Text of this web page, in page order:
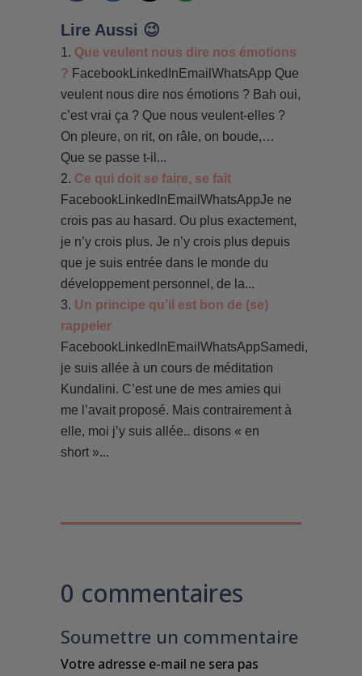
Lire Aussi 😉
Que veulent nous dire nos émotions
? FacebookLinkedInEmailWhatsApp Que
veulent nous dire nos émotions ? Bah oui,
c’est vrai ça ? Que nous veulent-elles ?
On pleure, on rit, on râle, on boude,…
Que se passe t-il...
Ce qui doit se faire, se fait
FacebookLinkedInEmailWhatsAppJe ne
crois pas au hasard. Ou plus exactement,
je n’y crois plus. Je n’y crois plus depuis
que je suis entrée dans le monde du
développement personnel, de la...
Un principe qu’il est bon de (se)
rappeler
FacebookLinkedInEmailWhatsAppSamedi,
je suis allée à un cours de méditation
Kundalini. C’est une de mes amies qui
me l’avait proposé. Mais contrairement à
elle, moi j’y suis allée.. disons « en
short »...
0 commentaires
Soumettre un commentaire
Votre adresse e-mail ne sera pas